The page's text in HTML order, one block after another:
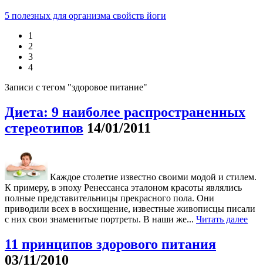
5 полезных для организма свойств йоги
1
2
3
4
Записи с тегом "здоровое питание"
Диета: 9 наиболее распространенных
стереотипов 14/01/2011
Каждое столетие известно своими модой и стилем.
К примеру, в эпоху Ренессанса эталоном красоты являлись
полные представительницы прекрасного пола. Они
приводили всех в восхищение, известные живописцы писали
с них свои знаменитые портреты. В наши же... Читать далее
11 принципов здорового питания
03/11/2010